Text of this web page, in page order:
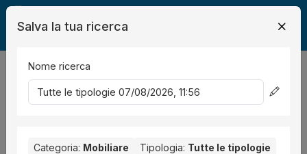
Legalmente Mobili
risultati Ordina per
Nessun risultato per la Provincia selezionata: Firenze.
Salva la tua ricerca
Nome ricerca
Categoria: Mobiliare Tipologia: Tutte le tipologie